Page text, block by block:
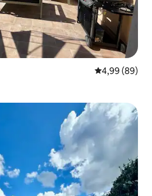
Gemiddelde
4,99 (89)